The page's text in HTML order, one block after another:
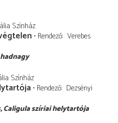
Színház
Rendező Verebes
Színház
Rendező Dezsényi
Caligula szíriai helytartója